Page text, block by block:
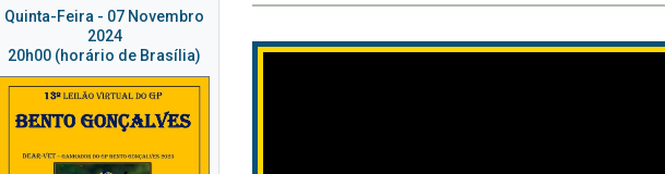
Quinta-Feira - 07 Novembro
2024
20h00 (horário de Brasília)